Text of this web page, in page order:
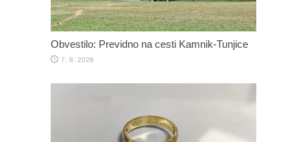
Obvestilo: Previdno na cesti Kamnik-Tunjice
7. 8. 2026